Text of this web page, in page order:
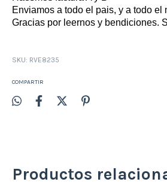
Enviamos a todo el pais, y a todo el
Gracias por leernos y bendiciones.
SKU: RVE8235
COMPARTIR
Productos